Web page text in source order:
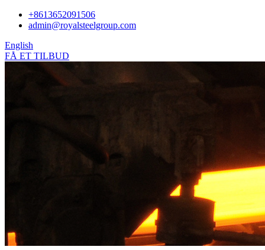
+8613652091506
admin@royalsteelgroup.com
English
FÅ ET TILBUD